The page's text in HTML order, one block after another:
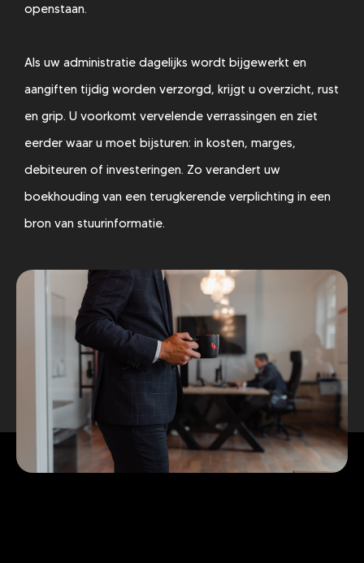
openstaan.
Als uw administratie dagelijks wordt bijgewerkt en
aangiften tijdig worden verzorgd, krijgt u overzicht, rust
en grip. U voorkomt vervelende verrassingen en ziet
eerder waar u moet bijsturen: in kosten, marges,
debiteuren of investeringen. Zo verandert uw
boekhouding van een terugkerende verplichting in een
bron van stuurinformatie.